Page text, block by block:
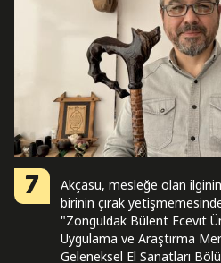
7
Akçasu, mesleğe olan
birinin çırak
"Zonguldak Bülent Ecevit
Uygulama ve Araştırma
Geleneksel El Sanatları